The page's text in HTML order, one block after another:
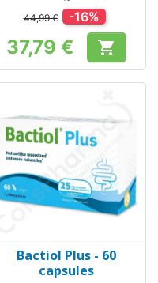
44,99 € -16%
Prix
37,79 € 
Bactiol Plus - 60
capsules